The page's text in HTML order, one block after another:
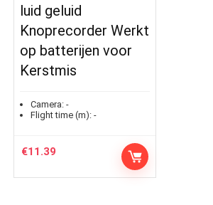
luid geluid
Knoprecorder Werkt
op batterijen voor
Kerstmis
Camera: -
Flight time (m): -
€11.39